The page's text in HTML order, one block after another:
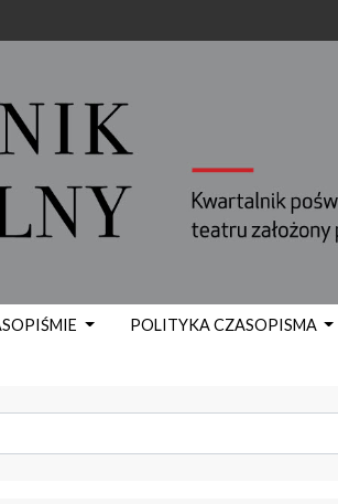
POLITYKA CZASOPISMA